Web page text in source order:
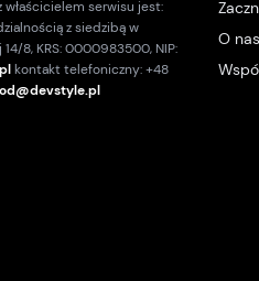
serwisu jest:
z siedzibą w
8, KRS: 0000983500, NIP:
kontakt telefoniczny: +48
O nas